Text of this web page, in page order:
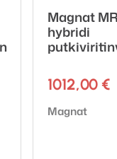
Kiinteä linjalähtö
Säätyvät
Mitat (L x K x
Magnat
hybridi
1012,00 €
Tuotemerkki:
Magnat